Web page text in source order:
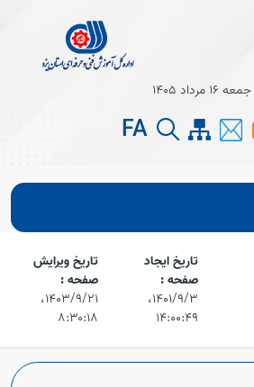
جمعه 16 مرداد 1405
FA
تاریخ ایجاد
صفحه :
۱۴۰۱/۹/۳،‏
۱۴:۰۰:۴۹
تاریخ ویرایش
صفحه :
۱۴۰۳/۹/۲۱،‏
۸:۳۰:۱۸